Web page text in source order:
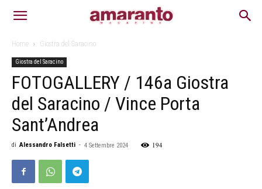
Home Giostra del Saracino
Giostra del Saracino
FOTOGALLERY / 146a Giostra
del Saracino / Vince Porta
Sant’Andrea
di Alessandro Falsetti - 4 Settembre 2024 194